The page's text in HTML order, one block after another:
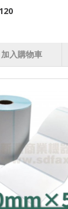
加入購物車